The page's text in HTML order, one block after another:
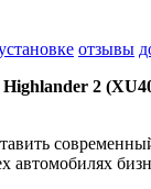
отзывы
Highlander 2
автомобилях